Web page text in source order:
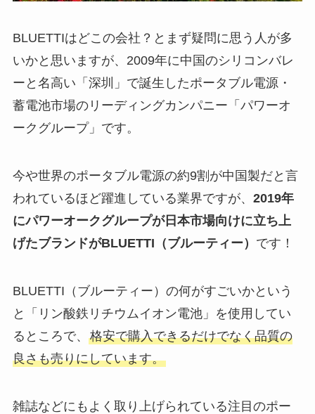
BLUETTIはどこの会社？とまず疑問に思う人が多
いかと思いますが、2009年に中国のシリコンバレ
ーと名高い「深圳」で誕生したポータブル電源・
蓄電池市場のリーディングカンパニー「パワーオ
ークグループ」です。
今や世界のポータブル電源の約9割が中国製だと言
われているほど躍進している業界ですが、 2019年
にパワーオークグループが日本市場向けに立ち上
げたブランドがBLUETTI（ブルーティー） です！
BLUETTI（ブルーティー）の何がすごいかという
と「リン酸鉄リチウムイオン電池」を使用してい
るところで、 格安で購入できるだけでなく品質の
良さも売りにしています。
雑誌などにもよく取り上げられている注目のポー